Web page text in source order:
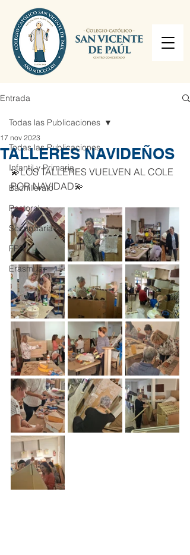
Entrada
Todas las Publicaciones
Infantil y Primaria
Bachillerato
Pastoral
Secundaria
FPB
Erasmus+
Todas las Publicaciones
TALLERES NAVIDEÑOS
17 nov 2023
💫LOS TALLERES VUELVEN AL COLE
POR NAVIDAD💫